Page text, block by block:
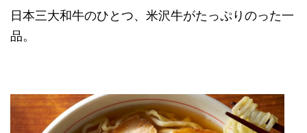
日本三大和牛のひとつ、米沢牛がたっぷりのった一
品。